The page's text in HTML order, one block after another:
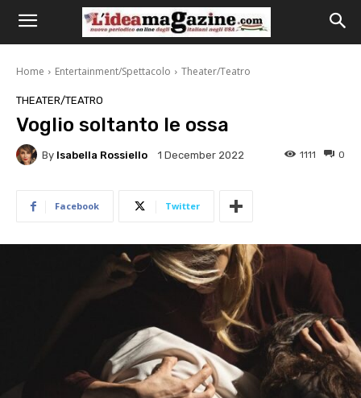
Home Entertainment/Spettacolo Theater/Teatro
THEATER/TEATRO
Voglio soltanto le ossa
By Isabella Rossiello 1 December 2022 0
1111
Facebook Twitter